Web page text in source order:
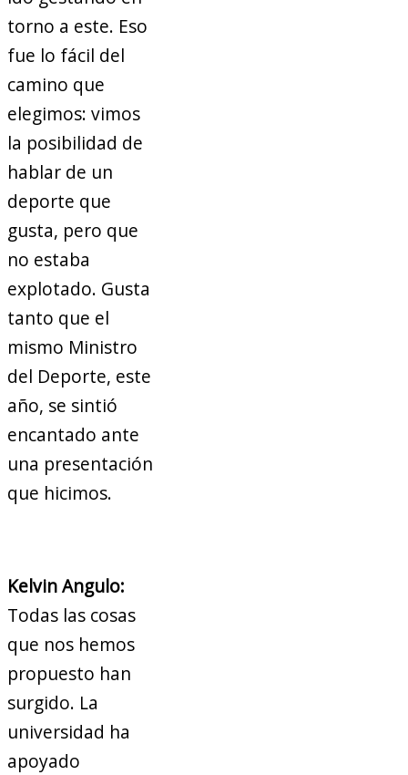
torno a este. Eso
fue lo fácil del
camino que
elegimos: vimos
la posibilidad de
hablar de un
deporte que
gusta, pero que
no estaba
explotado. Gusta
tanto que el
mismo Ministro
del Deporte, este
año, se sintió
encantado ante
una presentación
que hicimos.
Kelvin Angulo:
Todas las cosas
que nos hemos
propuesto han
surgido. La
universidad ha
apoyado